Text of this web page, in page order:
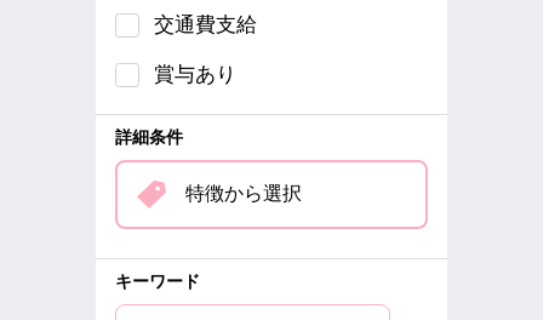
交通費支給
賞与あり
詳細条件
特徴から選択
キーワード